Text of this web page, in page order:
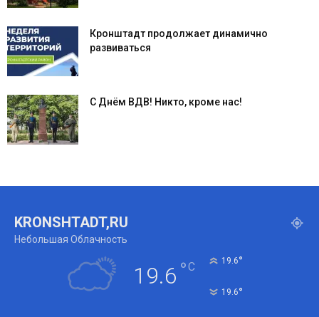
Кронштадт продолжает динамично
развиваться
С Днём ВДВ! Никто, кроме нас!
KRONSHTADT,RU
Небольшая Облачность
19.6 °C 19.6°
19.6°